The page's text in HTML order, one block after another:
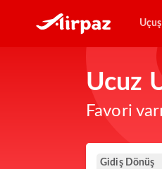
Uçuş
Ucuz
Favori
Gidiş Dönüş